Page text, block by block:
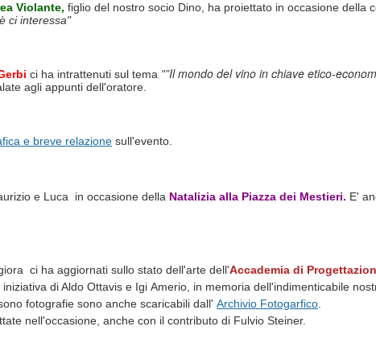
Violante, figlio del nostro socio Dino, ha proiettato in occasione della
ci interessa"
ci ha intrattenuti sul tema "”Il mondo del vino in chiave etico-
agli appunti dell'oratore.
e breve relazione sull'evento.
e Luca in occasione della Natalizia alla Piazza dei Mestieri. E'
ci ha aggiornati sullo stato dell'arte dell'Accademia di
di Aldo Ottavis e Igi Amerio, in memoria dell'indimenticabile
fotografie sono anche scaricabili dall' Archivio Fotogarfico
nell'occasione, anche con il contributo di Fulvio Steiner.